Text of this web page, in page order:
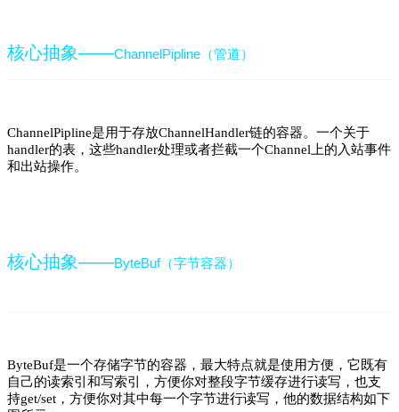
核心抽象——ChannelPipline（管道）
ChannelPipline是用于存放ChannelHandler链的容器。一个关于
handler的表，这些handler处理或者拦截一个Channel上的入站事件
和出站操作。
核心抽象——ByteBuf（字节容器）
ByteBuf是一个存储字节的容器，最大特点就是使用方便，它既有
自己的读索引和写索引，方便你对整段字节缓存进行读写，也支
持get/set，方便你对其中每一个字节进行读写，他的数据结构如下